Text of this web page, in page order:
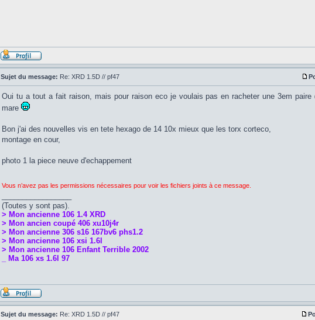
Sujet du message: Re: XRD 1.5D // pf47
Oui tu a tout a fait raison, mais pour raison eco je voulais pas en racheter une 3em paire
mare
Bon j'ai des nouvelles vis en tete hexago de 14 10x mieux que les torx corteco,
montage en cour,
photo 1 la piece neuve d'echappement
Vous n’avez pas les permissions nécessaires pour voir les fichiers joints à ce message.
(Toutes y sont pas).
> Mon ancienne 106 1.4 XRD
> Mon ancien coupé 406 xu10j4r
> Mon ancienne 306 s16 167bv6 phs1.2
> Mon ancienne 106 xsi 1.6l
> Mon ancienne 106 Enfant Terrible 2002
_ Ma 106 xs 1.6l 97
Sujet du message: Re: XRD 1.5D // pf47